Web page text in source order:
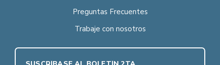
Preguntas Frecuentes
Trabaje con nosotros